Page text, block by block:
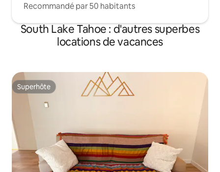
Recommandé par 50 habitants
South Lake Tahoe : d'autres superbes
locations de vacances
Superhôte
Superhôte